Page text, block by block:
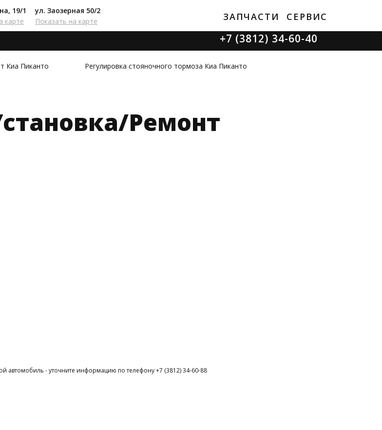
19/1
карте
ул. Заозерная 50/2
Показать на карте
ЗАПЧАСТИ СЕРВИС
+7 (3812) 34-60-40
Киа Пиканто Регулировка стояночного тормоза Киа Пиканто
Ремонт
автомобиль - уточните информацию по телефону +7 (3812) 34-60-88